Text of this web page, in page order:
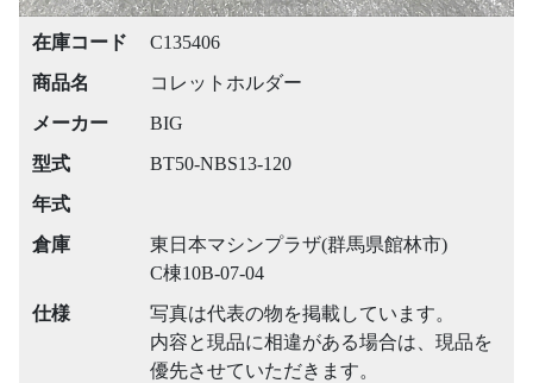
在庫コード
C135406
商品名
コレットホルダー
メーカー
BIG
型式
BT50-NBS13-120
年式
倉庫
東日本マシンプラザ(群馬県館林市)
C棟10B-07-04
仕様
写真は代表の物を掲載しています。
内容と現品に相違がある場合は、現品を
優先させていただきます。